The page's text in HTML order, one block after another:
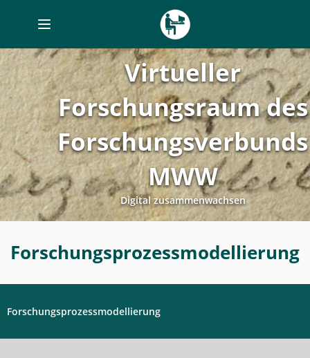
Toggle
navigation
Virtueller
Forschungsraum des
Forschungsverbunds
MWW
Digital zusammenwachsen
-
Forschungsprozessmodellierung
-
Digitales
Labor
Forschungsprozessmodellierung
Forschungsprozessmodellierung